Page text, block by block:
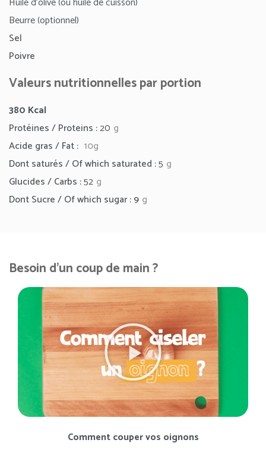
Beurre (optionnel)
Sel
Poivre
Valeurs nutritionnelles par portion
380 Kcal
Protéines / Proteins :20 g
Acide gras / Fat : 10g
Dont saturés / Of which saturated :5 g
Glucides / Carbs :52 g
Dont Sucre / Of which sugar :9 g
Besoin d'un coup de main ?
Comment couper vos oignons